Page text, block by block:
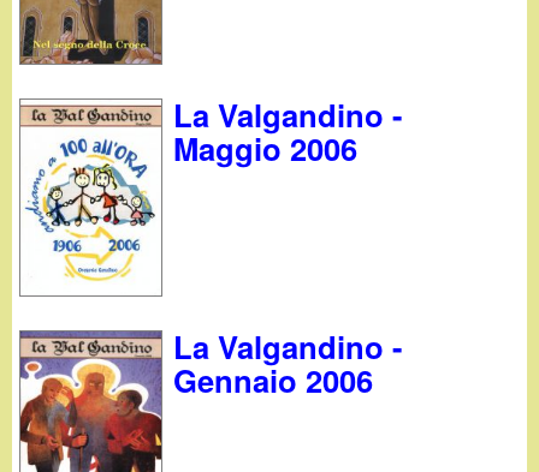
La Valgandino -
Maggio 2006
La Valgandino -
Gennaio 2006